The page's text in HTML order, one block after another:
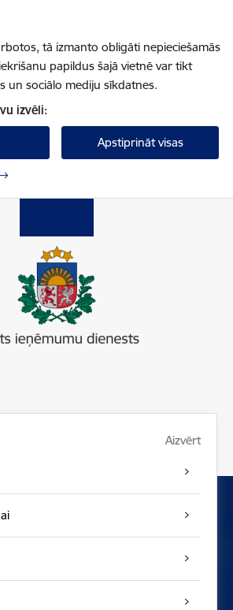
tā izmanto obligāti nepieciešamās
papildus šajā vietnē var tikt
un sociālo mediju sīkdatnes.
izvēli:
Apstiprināt visas
Aizvērt